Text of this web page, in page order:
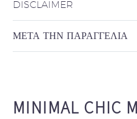
DISCLAIMER
ΜΕΤΆ ΤΗΝ ΠΑΡΑΓΓΕΛΊΑ
MINIMAL CHIC